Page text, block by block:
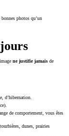
photos qu’un
ne justifie jamais de
d’hibernation.
de comportement, vous êtes
dunes, prairies